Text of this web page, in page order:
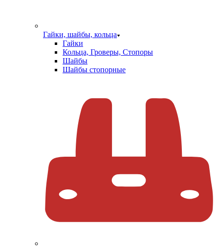
Гайки, шайбы, кольца
Гайки
Кольца, Гроверы, Стопоры
Шайбы
Шайбы стопорные